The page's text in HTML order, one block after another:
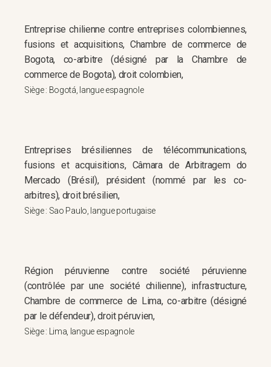
Entreprise chilienne contre entreprises colombiennes,
fusions et acquisitions, Chambre de commerce de
Bogota, co-arbitre (désigné par la Chambre de
commerce de Bogota), droit colombien,
Siège : Bogotá, langue espagnole
Entreprises brésiliennes de télécommunications,
fusions et acquisitions, Câmara de Arbitragem do
Mercado (Brésil), président (nommé par les co-
arbitres), droit brésilien,
Siège : Sao Paulo, langue portugaise
Région péruvienne contre société péruvienne
(contrôlée par une société chilienne), infrastructure,
Chambre de commerce de Lima, co-arbitre (désigné
par le défendeur), droit péruvien,
Siège : Lima, langue espagnole